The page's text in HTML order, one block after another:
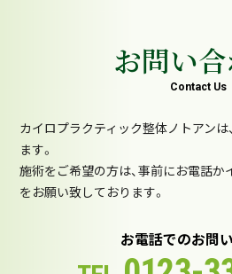
お問い
Contact Us
カイロプラクティック整体ノトアンは
ます。
施術をご希望の方は、事前にお電話
をお願い致しております。
お電話でのお問